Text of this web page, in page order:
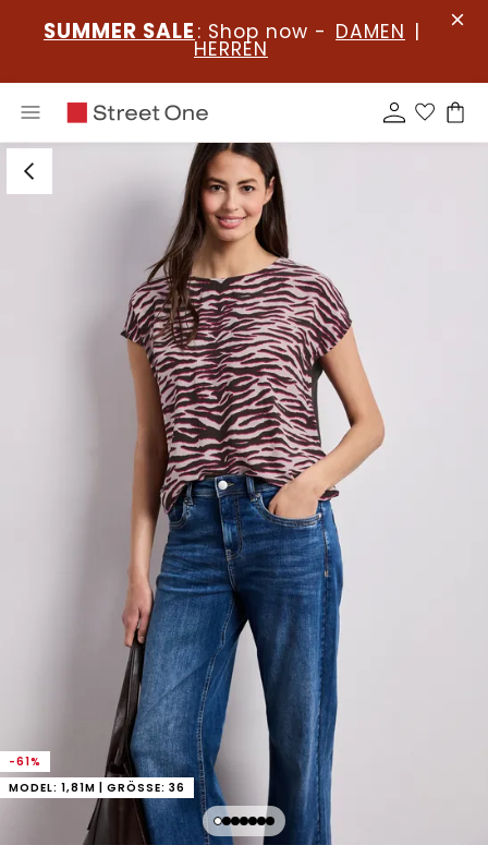
SUMMER SALE : Shop now - DAMEN |
HERREN
-61%
MODEL: 1,81M | GRÖSSE: 36